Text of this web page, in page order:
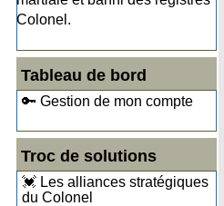
Colonel.
Tableau de bord
🔑 Gestion de mon compte
Troc de solutions
💓 Les alliances stratégiques
du Colonel